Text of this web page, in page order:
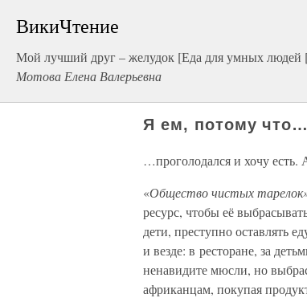
ВикиЧтение
Мой лучший друг – желудок [Еда для умных людей
Мотова Елена Валерьевна
Я ем, потому что…
…проголодался и хочу
«Общество чистых
ресурс, чтобы её
дети, преступно оставлять
и везде: в ресторане, за
ненавидите мюсли, но
африканцам, покупая